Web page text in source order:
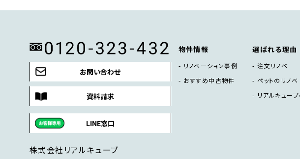
お問い合わせ
資料請求
LINE窓口
株式会社リアルキューブ
物件情報
リノベーション事例
おすすめ中古物件
選ばれる理由
注文リノベ
ペットのリノベ
リアルキュー